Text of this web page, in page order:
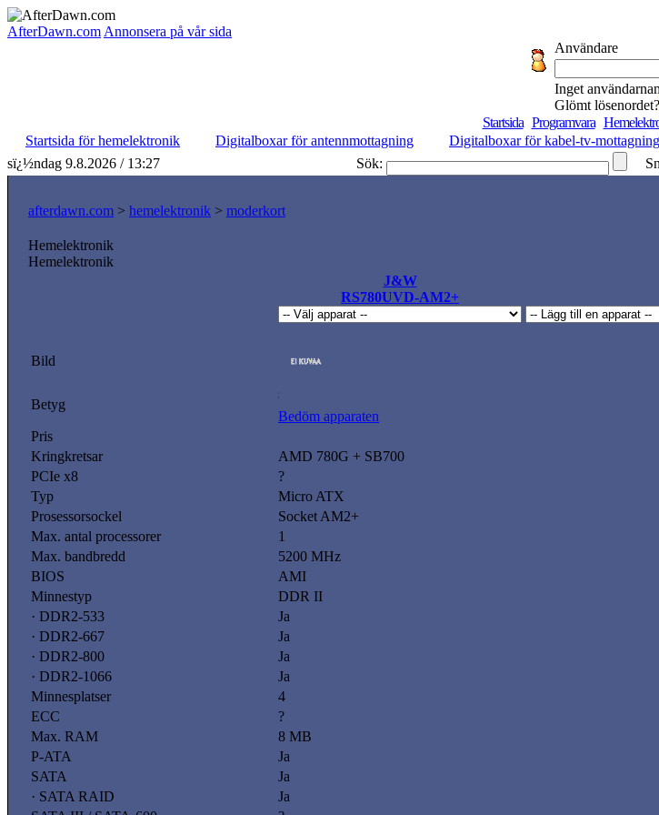
AfterDawn.com Annonsera på vår sida
Användare
Inget
Glömt lösenordet?
Startsida Programvara
Startsida för hemelektronik
Digitalboxar för antennmottagning Digitalboxar för kabel-tv-mottagning
sï¿½ndag 9.8.2026 / 13:27
Sök:
afterdawn.com > hemelektronik > moderkort
Hemelektronik
Hemelektronik
J&W
RS780UVD-AM2+
Bild
Betyg
Bedöm apparaten
Pris
Kringkretsar
AMD 780G + SB700
PCIe x8
?
Typ
Micro ATX
Prosessorsockel
Socket AM2+
Max. antal processorer
1
Max. bandbredd
5200 MHz
BIOS
AMI
Minnestyp
DDR II
· DDR2-533
Ja
· DDR2-667
Ja
· DDR2-800
Ja
· DDR2-1066
Ja
Minnesplatser
4
ECC
?
Max. RAM
8 MB
P-ATA
Ja
SATA
Ja
· SATA RAID
Ja